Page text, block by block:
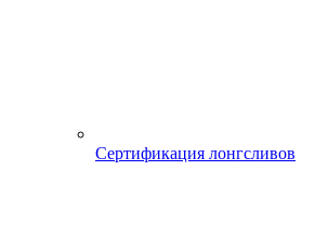
Сертификация лонгсливов